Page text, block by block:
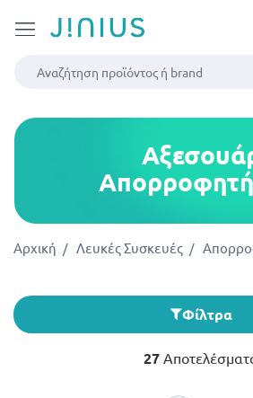
Αρχική Λευκές Συσκευές
Φίλτρα
27